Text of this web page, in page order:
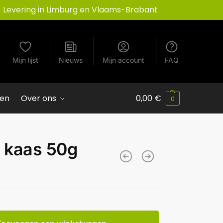
Levering in Limburg en Vlaams-Brabant
Mijn lijst Nieuws Mijn account FAQ
Over ons 0,00 € 0
50g